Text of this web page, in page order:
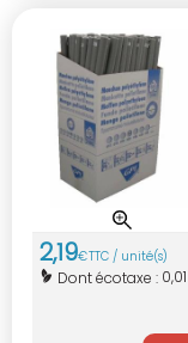
2,19€TTC / unité(s)
Dont écotaxe : 0,01